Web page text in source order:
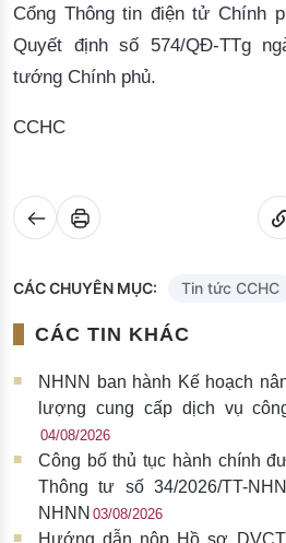
Cổng Thông tin điện tử Chính
Quyết định số 574/QĐ-TTg
tướng Chính phủ.
CCHC
CÁC CHUYÊN MỤC: Tin tức CCHC
CÁC TIN KHÁC
NHNN ban hành Kế hoạch
lượng cung cấp dịch vụ
04/08/2026
Công bố thủ tục hành chính
Thông tư số 34/2026/TT-
NHNN 03/08/2026
Hướng dẫn nộp Hồ sơ